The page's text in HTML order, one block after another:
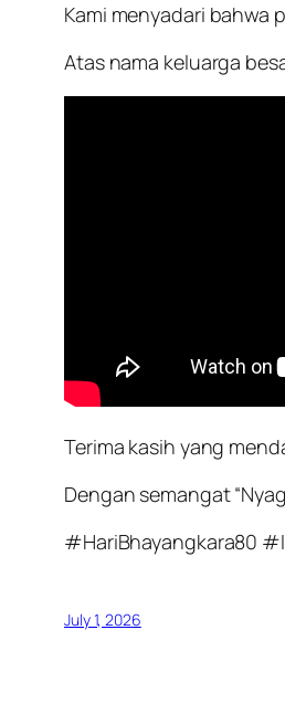
Kami menyadari bahwa
Atas nama keluarga
Terima kasih yang
Dengan semangat
#HariBhayangkara80
July 1, 2026